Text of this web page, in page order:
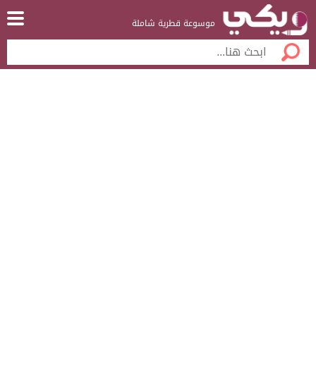
موسوعة قطرية شاملة